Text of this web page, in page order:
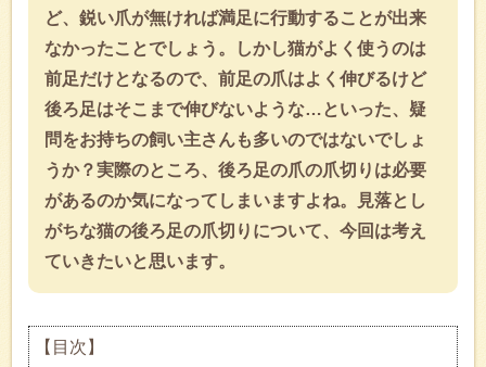
ど、鋭い爪が無ければ満足に行動することが出来
なかったことでしょう。しかし猫がよく使うのは
前足だけとなるので、前足の爪はよく伸びるけど
後ろ足はそこまで伸びないような…といった、疑
問をお持ちの飼い主さんも多いのではないでしょ
うか？実際のところ、後ろ足の爪の爪切りは必要
があるのか気になってしまいますよね。見落とし
がちな猫の後ろ足の爪切りについて、今回は考え
ていきたいと思います。
【目次】